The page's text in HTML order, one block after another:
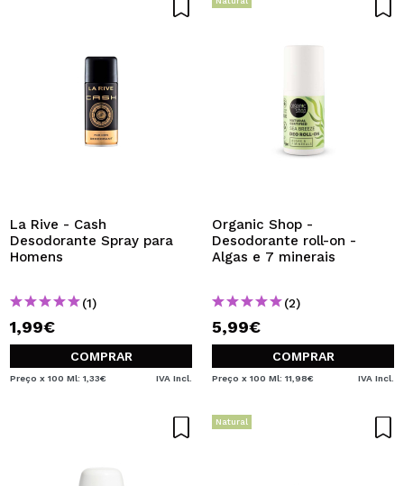
La Rive - Cash
Desodorante Spray para
Homens
(1)
1,99€
COMPRAR
Preço x 100 Ml: 1,33€ IVA Incl.
Organic Shop -
Desodorante roll-on -
Algas e 7 minerais
(2)
5,99€
COMPRAR
Preço x 100 Ml: 11,98€ IVA Incl.
Natural